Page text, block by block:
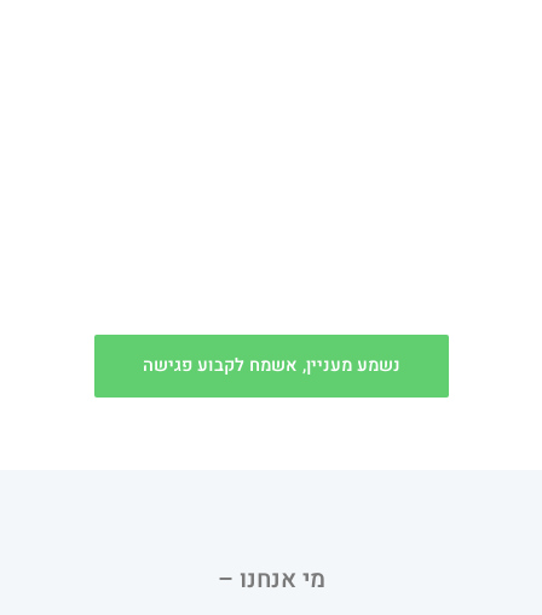
נשמע מעניין, אשמח לקבוע פגישה
מי אנחנו –